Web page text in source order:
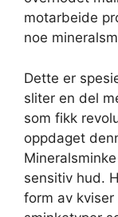
motarbeide
noe
Dette er
sliter en del
som fikk
oppdaget
sensitiv hud.
form av